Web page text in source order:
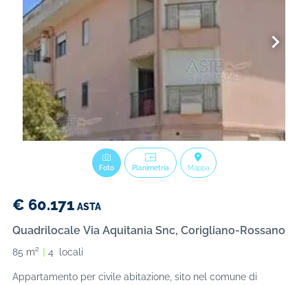
Foto Planimetria Mappa
€ 60.171 ASTA
Quadrilocale Via Aquitania Snc, Corigliano-Rossano
85 m2 4 locali
Appartamento per civile abitazione, sito nel comune di